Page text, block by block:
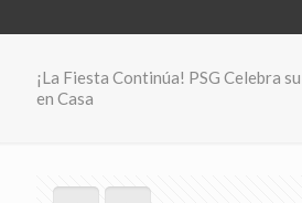
¡La Fiesta Continúa! PSG Celebra
en Casa